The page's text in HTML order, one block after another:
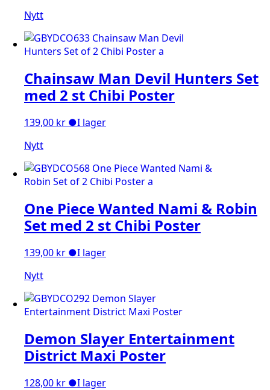
Nytt
Chainsaw Man Devil Hunters Set
med 2 st Chibi Poster
139,00 kr ●I lager
Nytt
One Piece Wanted Nami & Robin
Set med 2 st Chibi Poster
139,00 kr ●I lager
Nytt
Demon Slayer Entertainment
District Maxi Poster
128,00 kr ●I lager